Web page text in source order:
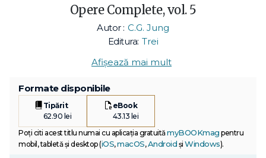
Opere Complete, vol. 5
Autor : C.G. Jung
Editura: Trei
Afișează mai mult
Formate disponibile
Tipărit
62.90 lei
eBook
43.13 lei
Poți citi acest titlu numai cu aplicația gratuitămyBOOKmag pentru
mobil, tabletă și desktop (iOS,macOS,Android și Windows).